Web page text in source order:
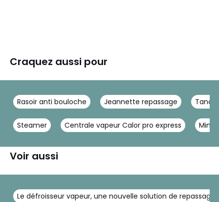
Craquez aussi pour
Rasoir anti bouloche Jeannette repassage
Steamer Centrale vapeur Calor pro express Mini
Voir aussi
Le défroisseur vapeur, une nouvelle solution de repassage